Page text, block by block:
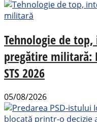
Tehnologie de
pregătire militară:
STS 2026
05/08/2026